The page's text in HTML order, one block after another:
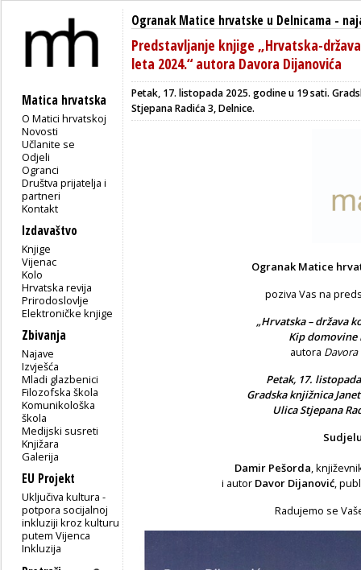
Matica hrvatska
O Matici hrvatskoj
Novosti
Učlanite se
Odjeli
Ogranci
Društva prijatelja i
partneri
Kontakt
Izdavaštvo
Knjige
Vijenac
Kolo
Hrvatska revija
Prirodoslovlje
Elektroničke knjige
Zbivanja
Najave
Izvješća
Mladi glazbenici
Filozofska škola
Komunikološka
škola
Medijski susreti
Knjižara
Galerija
EU Projekt
Uključiva kultura -
potpora socijalnoj
inkluziji kroz kulturu
putem Vijenca
Inkluzija
Ogranak Matice hrvatske u Delnicama -
Predstavljanje knjige „Hrvatska-
leta 2024.“ autora Davora Dijanovića
Petak, 17. listopada 2025. godine u 19 sati.
Stjepana Radića 3, Delnice.
Ogranak Matice
poziva Vas na
„Hrvatska – država
Kip domovine
autora Davora
Petak, 17.
Gradska knjižnica
Ulica Stjepana
Damir Pešorda,
i autor Davor Dijanović,
Radujemo se